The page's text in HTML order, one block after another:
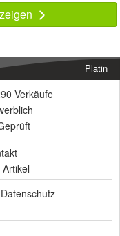
Platin
Verkäufe
Artikel
Datenschutz